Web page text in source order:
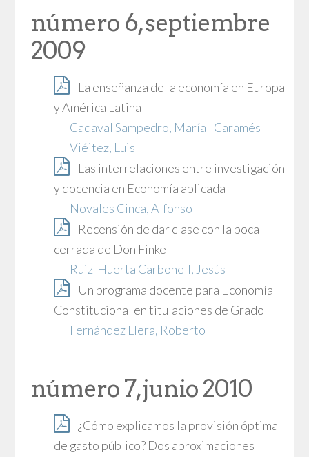
número 6, septiembre
2009
La enseñanza de la economía en Europa
y América Latina
Cadaval Sampedro, María | Caramés
Viéitez, Luis
Las interrelaciones entre investigación
y docencia en Economía aplicada
Novales Cinca, Alfonso
Recensión de dar clase con la boca
cerrada de Don Finkel
Ruiz-Huerta Carbonell, Jesús
Un programa docente para Economía
Constitucional en titulaciones de Grado
Fernández Llera, Roberto
número 7, junio 2010
¿Cómo explicamos la provisión óptima
de gasto público? Dos aproximaciones